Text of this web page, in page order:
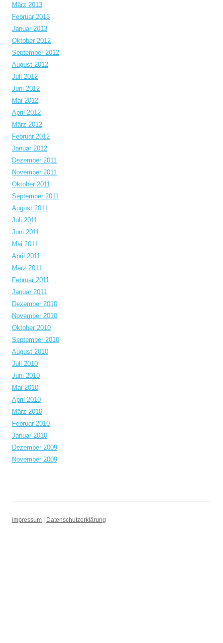
März 2013
Februar 2013
Januar 2013
Oktober 2012
September 2012
August 2012
Juli 2012
Juni 2012
Mai 2012
April 2012
März 2012
Februar 2012
Januar 2012
Dezember 2011
November 2011
Oktober 2011
September 2011
August 2011
Juli 2011
Juni 2011
Mai 2011
April 2011
März 2011
Februar 2011
Januar 2011
Dezember 2010
November 2010
Oktober 2010
September 2010
August 2010
Juli 2010
Juni 2010
Mai 2010
April 2010
März 2010
Februar 2010
Januar 2010
Dezember 2009
November 2009
Impressum Datenschutzerklärung